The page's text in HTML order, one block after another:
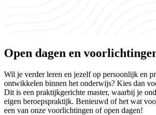
Open dagen en
Wil je verder leren en jezelf op persoonlijk en
ontwikkelen binnen het onderwijs? Kies dan
Dit is een praktijkgerichte master, waarbij je
eigen beroepspraktijk. Benieuwd of het wat
een van onze voorlichtingen of open dagen!